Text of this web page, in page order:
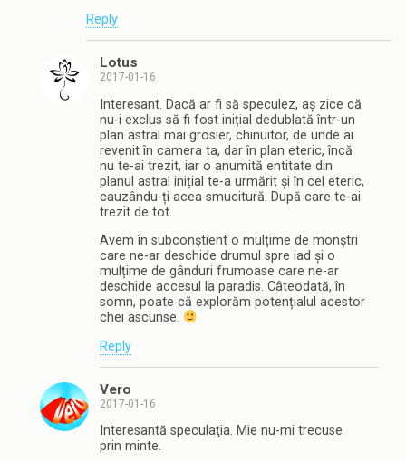
Reply
Lotus
2017-01-16
Interesant. Dacă ar fi să speculez, aș zice că
nu-i exclus să fi fost inițial dedublată într-un
plan astral mai grosier, chinuitor, de unde ai
revenit în camera ta, dar în plan eteric, încă
nu te-ai trezit, iar o anumită entitate din
planul astral inițial te-a urmărit și în cel eteric,
cauzându-ți acea smucitură. După care te-ai
trezit de tot.
Avem în subconștient o mulțime de monștri
care ne-ar deschide drumul spre iad și o
mulțime de gânduri frumoase care ne-ar
deschide accesul la paradis. Câteodată, în
somn, poate că explorăm potențialul acestor
chei ascunse.
Reply
Vero
2017-01-16
Interesantă speculaţia. Mie nu-mi trecuse
prin minte.